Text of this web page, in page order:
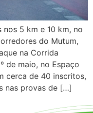
5 km e 10 km, no
do Mutum,
na Corrida
de maio, no Espaço
cerca de 40 inscritos,
nas provas de […]